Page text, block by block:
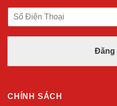
o
ạ
Đăng
CHÍNH SÁCH